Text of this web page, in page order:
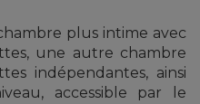
plus intime avec
une autre chambre
indépendantes, ainsi
accessible par le